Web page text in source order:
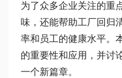
为了众多企业关注的重
味，还能帮助工厂回归
率和员工的健康水平。
的重要性和应用，并讨
一个新篇章。